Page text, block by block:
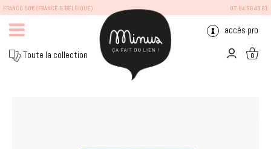
FRANCO 50€ (FRANCE & BELGIQUE) 07 84 86 49 81
Toute la collection
accès pro
0